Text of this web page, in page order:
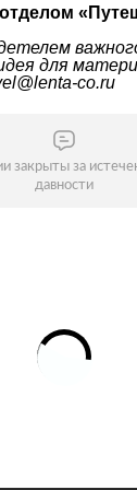
«
для
co.ru
закрыты за
давности